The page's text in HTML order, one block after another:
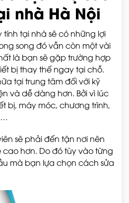
nhà Hà Nội
tại nhà sẽ có những lợi
song đó vẫn còn một vài
là bạn sẽ gặp trường hợp
bị thay thế ngay tại chỗ.
tại trung tâm đối với kỹ
và dễ dàng hơn. Bởi vì lúc
bị, máy móc, chương trình,
sẽ phải đến tận nơi nên
cao hơn. Do đó tùy vào từng
mà bạn lựa chọn cách sửa